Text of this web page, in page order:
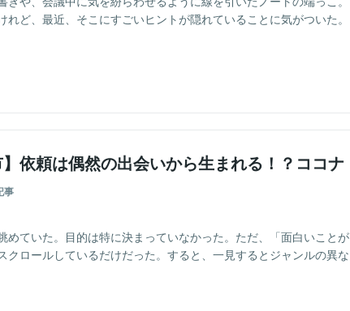
ど、最近、そこにすごいヒントが隠れていることに気がついた。
依頼は偶然の出会いから生まれる！？ココナ
事
めていた。目的は特に決まっていなかった。ただ、「面白いことが
クロールしているだけだった。すると、一見するとジャンルの異な